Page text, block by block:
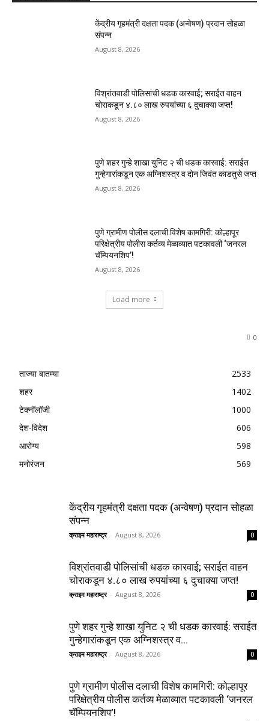
केंद्रीय गृहमंत्री दक्षता पदक (अन्वेषण) प्रदान सोहळा
संपन्न
August 8, 2026
विश्रांतवाडी पोलिसांची धडक कारवाई; सराईत वाहन
चोराकडून ४.८० लाख रुपयांच्या ६ दुचाक्या जप्त!
August 8, 2026
पुणे शहर गुन्हे शाखा युनिट २ ची धडक कारवाई: सराईत
गुन्हेगारांकडून एक अग्निशस्त्र व दोन जिवंत काडतुसे जप्त
August 8, 2026
पुणे ग्रामीण पोलीस दलाची विशेष कामगिरी: कोल्हापूर
परिक्षेत्रीय पोलीस कर्तव्य मेळाव्यात पटकावली ‘जनरल
चॅम्पियनशिप’!
August 8, 2026
Load more
0
ताज्या बातम्या
2533
शहर
1402
टेक्नॉलॉजी
1000
देश-विदेश
606
आरोग्य
598
मनोरंजन
569
केंद्रीय गृहमंत्री दक्षता पदक (अन्वेषण) प्रदान सोहळा
संपन्न
क्राइम महाराष्ट्र - August 8, 2026 0
विश्रांतवाडी पोलिसांची धडक कारवाई; सराईत वाहन
चोराकडून ४.८० लाख रुपयांच्या ६ दुचाक्या जप्त!
क्राइम महाराष्ट्र - August 8, 2026 0
पुणे शहर गुन्हे शाखा युनिट २ ची धडक कारवाई: सराईत
गुन्हेगारांकडून एक अग्निशस्त्र व...
क्राइम महाराष्ट्र - August 8, 2026 0
पुणे ग्रामीण पोलीस दलाची विशेष कामगिरी: कोल्हापूर
परिक्षेत्रीय पोलीस कर्तव्य मेळाव्यात पटकावली ‘जनरल
चॅम्पियनशिप’!